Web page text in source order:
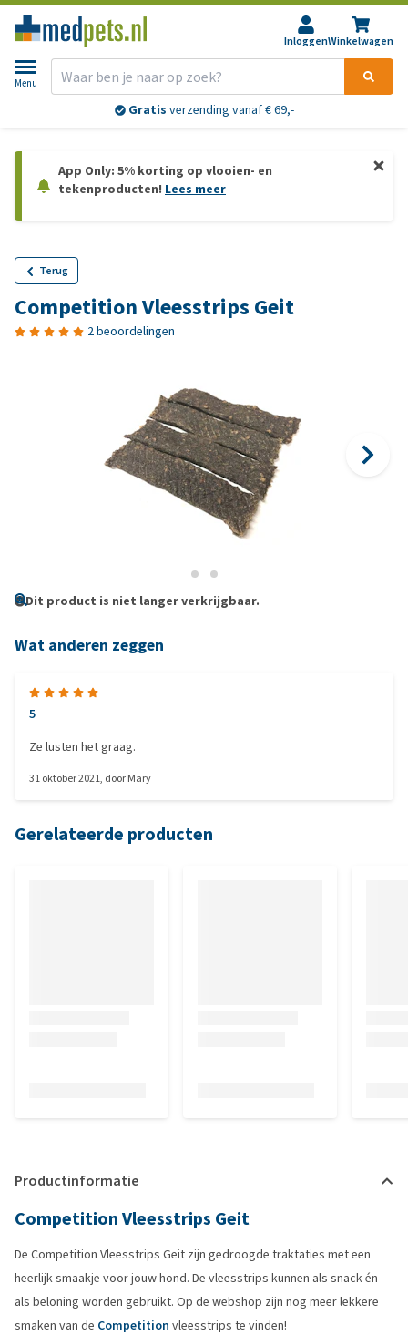
InloggenWinkelwagen
Menu
Gratis verzending vanaf € 69,-
App Only: 5% korting op vlooien- en
tekenproducten! Lees meer
Terug
Competition Vleesstrips Geit
2 beoordelingen
Dit product is niet langer verkrijgbaar.
Wat anderen zeggen
5
Ze lusten het graag.
31 oktober 2021, doorMary
Gerelateerde producten
Productinformatie
Competition Vleesstrips Geit
De Competition Vleesstrips Geit zijn gedroogde traktaties met een
heerlijk smaakje voor jouw hond. De vleesstrips kunnen als snack én
als beloning worden gebruikt. Op de webshop zijn nog meer lekkere
smaken van de Competition vleesstrips te vinden!